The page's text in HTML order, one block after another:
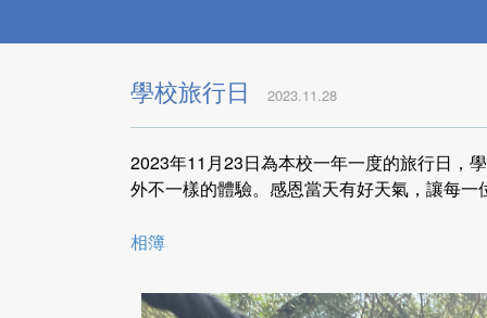
學校旅行日 2023.11.28
2023年11月23日為本校一年一度的旅行日，
外不一樣的體驗。感恩當天有好天氣，讓每
相簿